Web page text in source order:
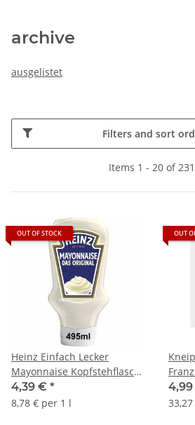
archive
ausgelistet
Filters and sort
Items 1 - 20 of
OUT OF STOCK
Heinz Einfach Lecker
Mayonnaise Kopfstehflasche
(495 ml)
4,39 € *
8,78 € per 1 l
OUT